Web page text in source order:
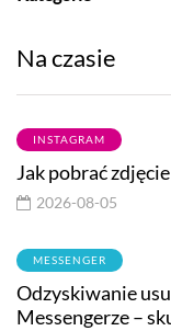
Na czasie
INSTAGRAM
Jak pobrać
2026-08-05
MESSENGER
Odzyskiwanie
Messengerze –